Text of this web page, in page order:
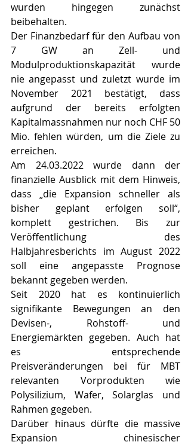
wurden hingegen zunächst
beibehalten.
Der Finanzbedarf für den Aufbau von
7 GW an Zell- und
Modulproduktionskapazität wurde
nie angepasst und zuletzt wurde im
November 2021 bestätigt, dass
aufgrund der bereits erfolgten
Kapitalmassnahmen nur noch CHF 50
Mio. fehlen würden, um die Ziele zu
erreichen.
Am 24.03.2022 wurde dann der
finanzielle Ausblick mit dem Hinweis,
dass „die Expansion schneller als
bisher geplant erfolgen soll“,
komplett gestrichen. Bis zur
Veröffentlichung des
Halbjahresberichts im August 2022
soll eine angepasste Prognose
bekannt gegeben werden.
Seit 2020 hat es kontinuierlich
signifikante Bewegungen an den
Devisen-, Rohstoff- und
Energiemärkten gegeben. Auch hat
es entsprechende
Preisveränderungen bei für MBT
relevanten Vorprodukten wie
Polysilizium, Wafer, Solarglas und
Rahmen gegeben.
Darüber hinaus dürfte die massive
Expansion chinesischer